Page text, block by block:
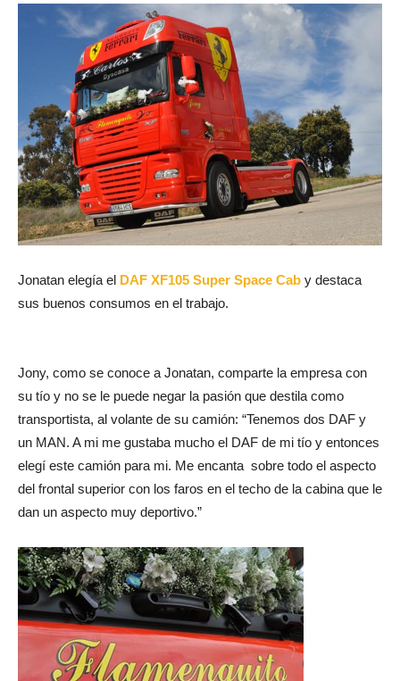
Jonatan elegía el DAF XF105 Super Space Cab y destaca
sus buenos consumos en el trabajo.
Jony, como se conoce a Jonatan, comparte la empresa con
su tío y no se le puede negar la pasión que destila como
transportista, al volante de su camión: “Tenemos dos DAF y
un MAN. A mi me gustaba mucho el DAF de mi tío y entonces
elegí este camión para mi. Me encanta sobre todo el aspecto
del frontal superior con los faros en el techo de la cabina que le
dan un aspecto muy deportivo.”